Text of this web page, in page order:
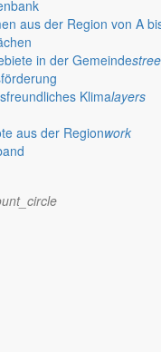
aus der Region von A
in der Gemeinde
Klimalayers
aus der Regionwork